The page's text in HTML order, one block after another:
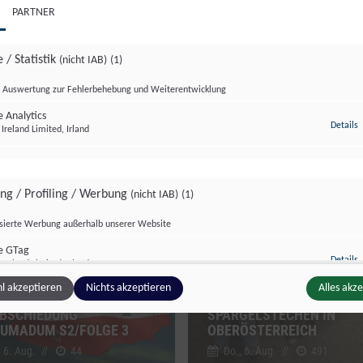
S2/FOLGE 3
6. Aug. // 44
SPARGELSTECHEN IN
OBERÖSTERREICH
Do., 6. Aug. 491
PARTNER
/ Statistik (nicht IAB) (1)
Auswertung zur Fehlerbehebung und Weiterentwicklung
Analytics
Ireland Limited, Irland Details
/ Profiling / Werbung (nicht IAB) (1)
Werbung außerhalb unserer Website
GTag
Ireland Limited, Irland Details
Inhalte(nicht IAB)
(2)
zusätzlicher Informationen
akzeptieren Nichts akzeptieren Alles